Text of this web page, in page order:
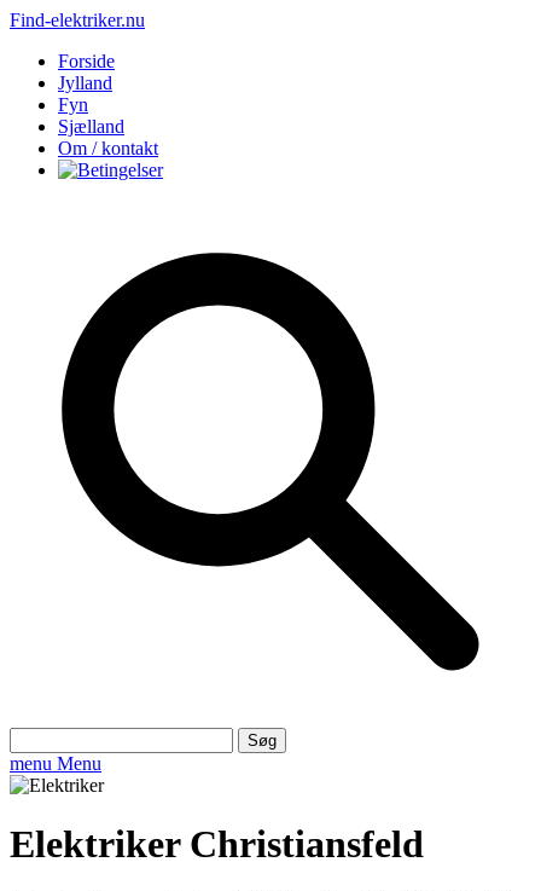
Find-elektriker.nu
Forside
Jylland
Fyn
Sjælland
Om / kontakt
efter:
menu Menu
Elektriker Christiansfeld